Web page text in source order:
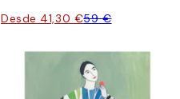
Desde 41,30 €59 €